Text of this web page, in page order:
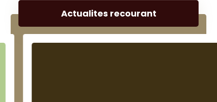
Actualites recourant